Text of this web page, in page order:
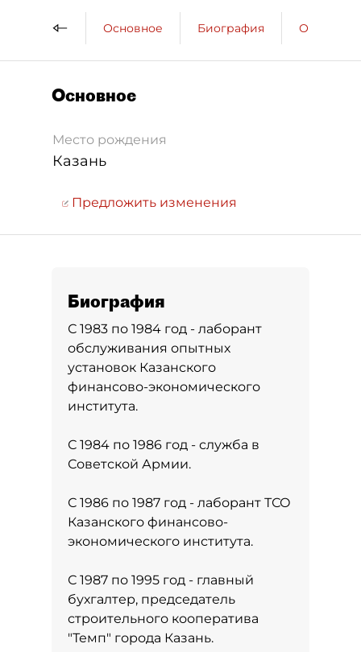
Основное Биография
Основное
Место рождения
Казань
Предложить изменения
Биография
С 1983 по 1984 год - лаборант
обслуживания опытных
установок Казанского
финансово-экономического
института.
С 1984 по 1986 год - служба в
Советской Армии.
С 1986 по 1987 год - лаборант ТСО
Казанского финансово-
экономического института.
С 1987 по 1995 год - главный
бухгалтер, председатель
строительного кооператива
"Темп" города Казань.